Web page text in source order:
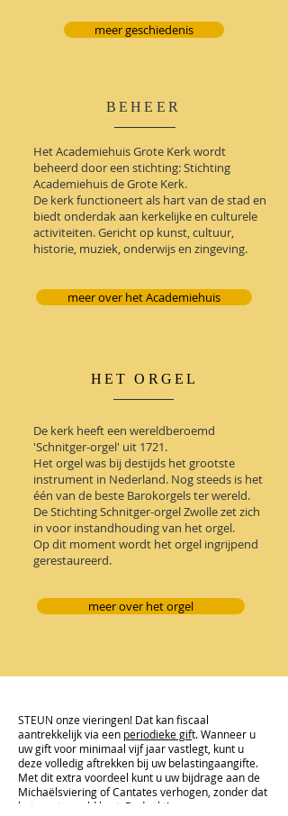
meer geschiedenis
BEHEER
Het Academiehuis Grote Kerk wordt
beheerd door een stichting: Stichting
Academiehuis de Grote Kerk.
De kerk functioneert als hart van de stad en
biedt onderdak aan kerkelijke en culturele
activiteiten. Gericht op kunst, cultuur,
historie, muziek, onderwijs en zingeving.
meer over het Academiehuis
HET ORGEL
De kerk heeft een wereldberoemd
'Schnitger-orgel' uit 1721.
Het orgel was bij destijds het grootste
instrument in Nederland. Nog steeds is het
één van de beste Barokorgels ter wereld.
De Stichting Schnitger-orgel Zwolle zet zich
in voor instandhouding van het orgel.
Op dit moment wordt het orgel ingrijpend
gerestaureerd.
meer over het orgel
STEUN onze vieringen! Dat kan fiscaal
aantrekkelijk via een periodieke gift. Wanneer u
uw gift voor minimaal vijf jaar vastlegt, kunt u
deze volledig aftrekken bij uw belastingaangifte.
Met dit extra voordeel kunt u uw bijdrage aan de
Michaëlsviering of Cantates verhogen, zonder dat
het u extra geld kost. Bedankt!